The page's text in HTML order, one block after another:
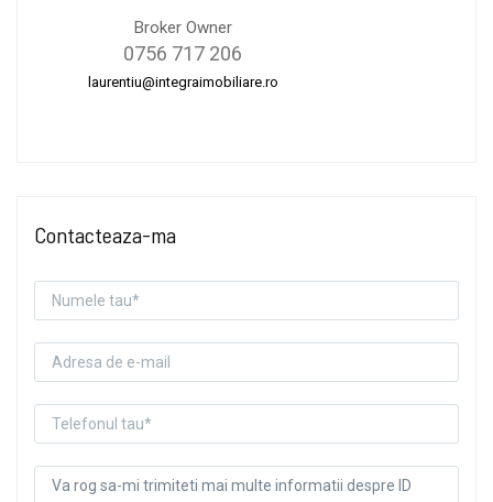
Broker Owner
0756 717 206
laurentiu@integraimobiliare.ro
Contacteaza-ma